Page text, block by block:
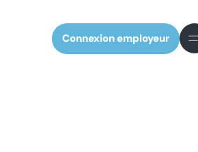
Connexion employeur